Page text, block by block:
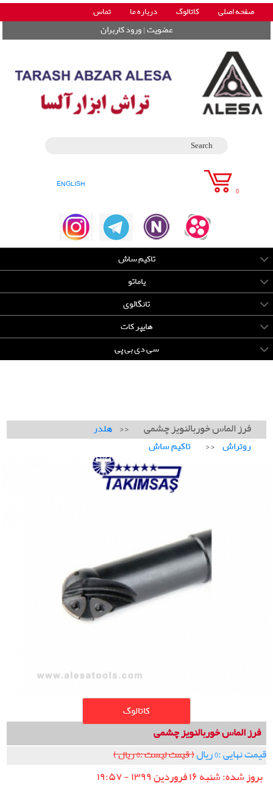
صفحه اصلی کاتالوگ درباره ما تماس
عضویت|ورود کاربران
ENGLISH 0
تاکیم ساش
یاماتو
تانگالوی
هایپر کات
سی دی بی پی
فرز الماس خوربالنویز چشمی << هلدر
روتراش << تاکیم ساش
کاتالوگ
فرز الماس خوربالنویز چشمی
قیمت نهایی :0 ریال
( قیمت لیست :0 ریال )